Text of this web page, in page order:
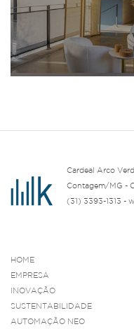
Cardeal Arco
Contagem/MG -
(31) 3393-1313 -
HOME
EMPRESA
INOVAÇÃO
SUSTENTABILIDADE
AUTOMAÇÃO NEO